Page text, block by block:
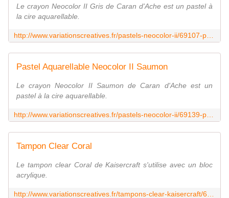
Le crayon Neocolor II Gris de Caran d'Ache est un pastel à
la cire aquarellable.
Pastel Aquarellable Neocolor II Saumon
Le crayon Neocolor II Saumon de Caran d'Ache est un
pastel à la cire aquarellable.
Tampon Clear Coral
Le tampon clear Coral de Kaisercraft s'utilise avec un bloc
acrylique.